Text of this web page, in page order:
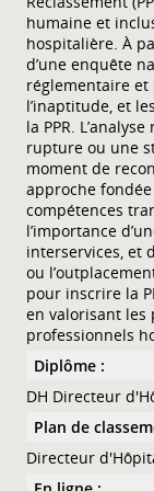
humaine et
hospitalière. À
d’une enquête
réglementaire
l’inaptitude, et
la PPR.
rupture ou une
moment de
approche
compétences
l’importance
interservices, et
ou
pour inscrire la
en valorisant les
professionnels
Diplôme :
DH Directeur
Plan de
Directeur